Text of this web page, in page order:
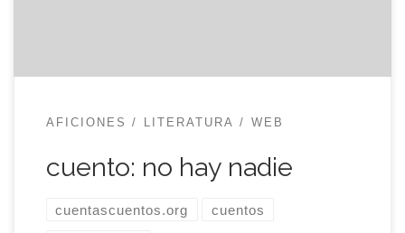
AFICIONES LITERATURA WEB
cuento: no hay nadie
cuentascuentos.org cuentos